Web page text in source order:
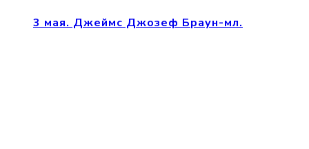
3 мая. Джеймс Джозеф Браун-мл.